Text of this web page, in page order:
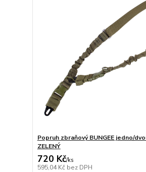
Popruh zbraňový BUNGEE jedno/
ZELENÝ
720 Kč/ks
595,04 Kč bez DPH